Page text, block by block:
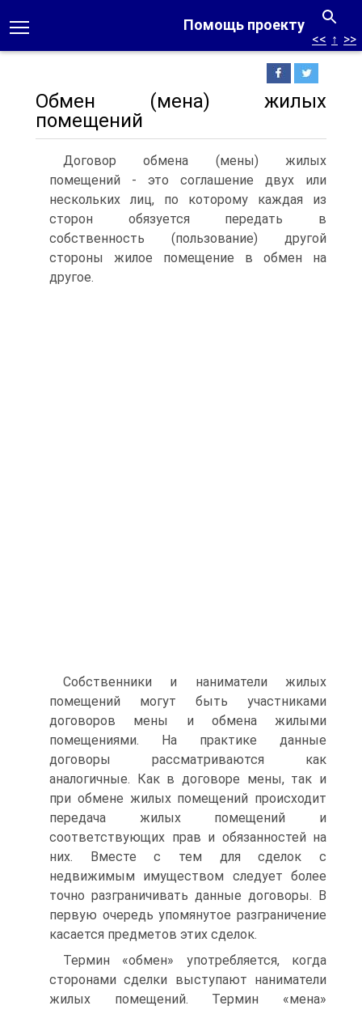
Помощь проекту
<< ↑ >>
Обмен (мена) жилых
помещений
Договор обмена (мены) жилых
помещений - это соглашение двух или
нескольких лиц, по которому каждая из
сторон обязуется передать в
собственность (пользование) другой
стороны жилое по­мещение в обмен на
другое.
Собственники и наниматели жилых
помещений могут быть участ­никами
договоров мены и обмена жилыми
помещениями. На прак­тике данные
договоры рассматриваются как
аналогичные. Как в до­говоре мены, так и
при обмене жилых помещений происходит
пе­редача жилых помещений и
соответствующих прав и обязанностей на
них. Вместе с тем для сделок с
недвижимым имуществом следу­ет более
точно разграничивать данные договоры. В
первую очередь упомянутое разграничение
касается предметов этих сделок.
Термин «обмен» употребляется, когда
сторонами сделки высту­пают наниматели
жилых помещений. Термин «мена»